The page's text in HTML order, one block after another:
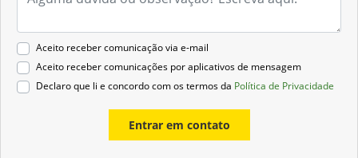
Aceito receber comunicação via e-mail
Aceito receber comunicações por aplicativos de mensagem
Declaro que li e concordo com os termos da Política de Privacidade
Entrar em contato